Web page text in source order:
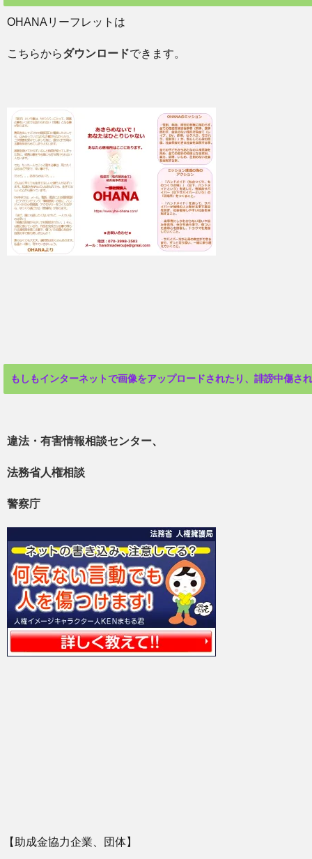
OHANAリーフレットは
こちらからダウンロードできます。
もしもインターネットで画像をアップロードされたり、誹謗中傷さ
違法・有害情報相談センター、
法務省人権相談
警察庁
【助成金協力企業、団体】